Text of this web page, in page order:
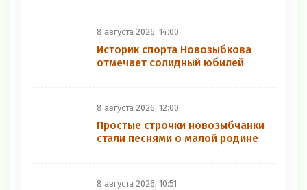
8 августа 2026, 14:00
Историк спорта Новозыбкова
отмечает солидный юбилей
8 августа 2026, 12:00
Простые строчки новозыбчанки
стали песнями о малой родине
8 августа 2026, 10:51